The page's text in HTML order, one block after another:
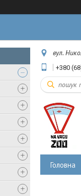
вул.
+380
Головна